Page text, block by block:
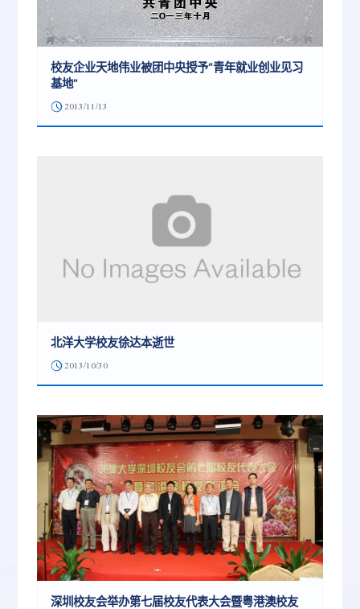
校友企业天地伟业被团中央授予“青年就业创业见习
基地”
2013/11/13
北洋大学校友徐达本逝世
2013/10/30
深圳校友会举办第七届校友代表大会暨粤港澳校友